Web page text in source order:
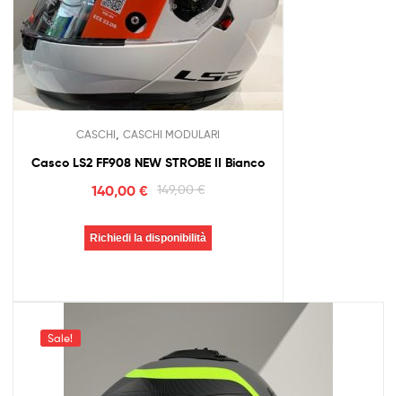
CASCHI CASCHI MODULARI
Casco LS2 FF908 NEW STROBE II Bianco
149,00€
140,00€
Richiedi la disponibilità
Sale!